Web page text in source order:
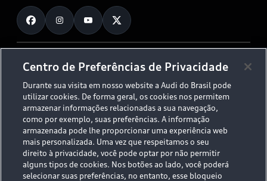
Planejamento de recarga
O Legado do S
Audi Driving Experience
ESG
Tecnologias Audi
Audi Collection
Fale Conosco
Trabalhe Conosco
© 2026 AUDI AG. All Rights Reserved.
Políticas de Privacidade
Código de Conduta
Aviso Legal
Proteção de Dados - LGPD
Sala de Imprensa
Desacelere. Seu bem maior é a vida.
Centro de Preferências de Privacidade
Durante sua visita em nosso website a Audi do Brasil pode
utilizar cookies. De forma geral, os cookies nos permitem
armazenar informações relacionadas a sua navegação,
como por exemplo, suas preferências. A informação
armazenada pode lhe proporcionar uma experiência web
mais personalizada. Uma vez que respeitamos o seu
direito à privacidade, você pode optar por não permitir
alguns tipos de cookies. Nos botões ao lado, você poderá
selecionar suas preferências, no entanto, esse bloqueio